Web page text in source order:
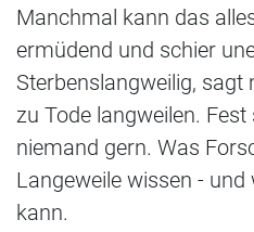
Manchmal kann das
ermüdend und schier
Sterbenslangweilig, sagt
zu Tode langweilen.
niemand gern. Was
Langeweile wissen -
kann.